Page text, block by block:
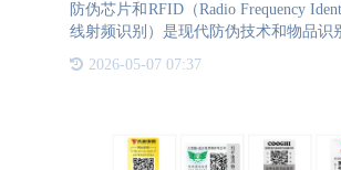
防伪芯片和RFID（Radio Frequency
线射频识别）是现代防伪技术和物品识
个重要概念。防伪芯片是一种专门设计
用于验证产品的真实性和防
2026-05-07 07:37